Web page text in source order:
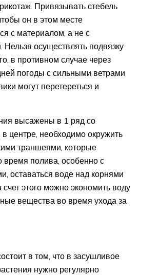
Привязывать стебель
он в этом месте
с материалом, а не с
Нельзя осуществлять подвязку
в противном случае через
погоды с сильными ветрами
могут перетереться и
высажены в 1 ряд со
центре, необходимо окружить
траншеями, которые
время полива, особенно с
оставаться воде над корнями
этого можно экономить воду
вещества во время ухода за
в том, что в засушливое
нужно регулярно